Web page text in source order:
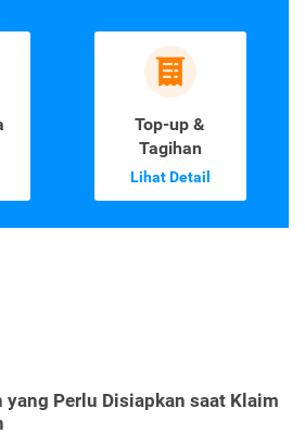
Top-up &
Tagihan
Lihat Detail
yang Perlu Disiapkan saat Klaim